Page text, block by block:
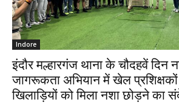
Indore
इंदौर मल्हारगंज थाना के चौदहवें दिन
जागरूकता अभियान में खेल
खिलाड़ियों को मिला नशा छोड़ने का